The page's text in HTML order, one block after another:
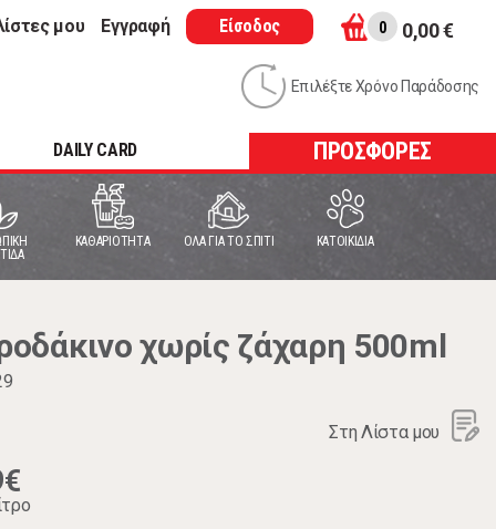
μου Εγγραφή Είσοδος 0 0,00 €
Επιλέξτε Χρόνο Παράδοσης
DAILY CARD ΠΡΟΣΦΟΡΕΣ
ΚΑΘΑΡΙΟΤΗΤΑ ΟΛΑ ΓΙΑ ΤΟ ΣΠΙΤΙ ΚΑΤΟΙΚΙΔΙΑ
χωρίς ζάχαρη 500ml
Στη Λίστα μου